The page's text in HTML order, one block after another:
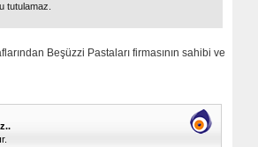
tutulamaz.
Beşüzzi Pastaları firmasının sahibi ve